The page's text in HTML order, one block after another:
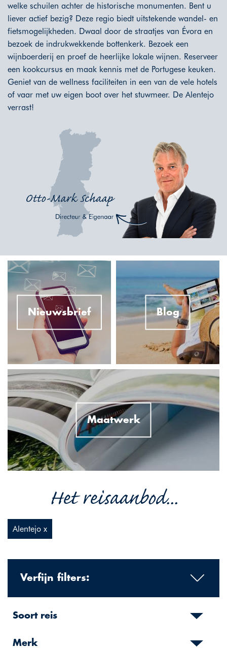
welke schuilen achter de historische monumenten. Bent u
liever actief bezig? Deze regio biedt uitstekende wandel- en
fietsmogelijkheden. Dwaal door de straatjes van Évora en
bezoek de indrukwekkende bottenkerk. Bezoek een
wijnboerderij en proef de heerlijke lokale wijnen. Reserveer
een kookcursus en maak kennis met de Portugese keuken.
Geniet van de wellness faciliteiten in een van de vele hotels
of vaar met uw eigen boot over het stuwmeer. De Alentejo
verrast!
Nieuwsbrief Blog
Maatwerk
Het reisaanbod...
Alentejo x
Verfijn filters:
Soort reis
Merk